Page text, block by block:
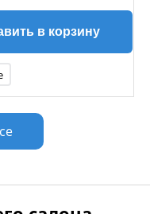
в корзину